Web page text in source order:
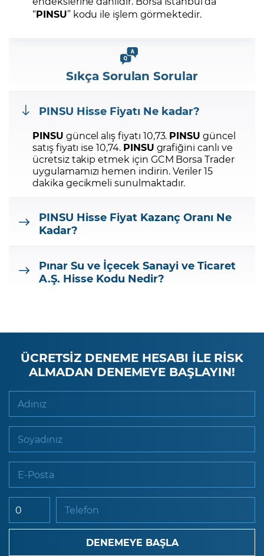
“PINSU” kodu ile işlem görmektedir.
Sıkça Sorulan Sorular
PINSU Hisse Fiyatı Ne kadar?
PINSU güncel alış fiyatı 10,73. PINSU güncel
satış fiyatı ise 10,74. PINSU grafiğini canlı ve
ücretsiz takip etmek için GCM Borsa Trader
uygulamamızı hemen indirin.Veriler 15
dakika gecikmeli sunulmaktadır.
PINSU Hisse Fiyat Kazanç Oranı Ne
Kadar?
Pınar Su ve İçecek Sanayi ve Ticaret
A.​Ş. Hisse Kodu Nedir?
ÜCRETSİZ DENEME HESABI İLE RİSK
ALMADAN DENEMEYE BAŞLAYIN!
Adınız
Soyadınız
E-Posta
Telefon